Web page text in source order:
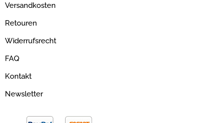
Versandkosten
Retouren
Widerrufsrecht
FAQ
Kontakt
Newsletter